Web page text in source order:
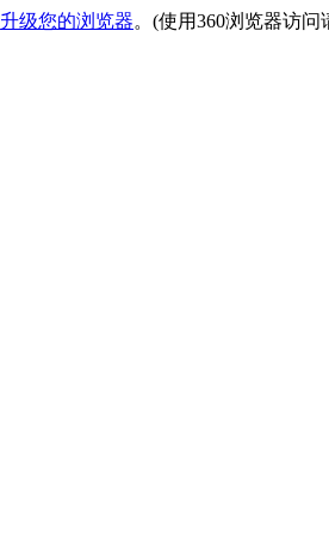
升级您的浏览器。(使用360浏览器访